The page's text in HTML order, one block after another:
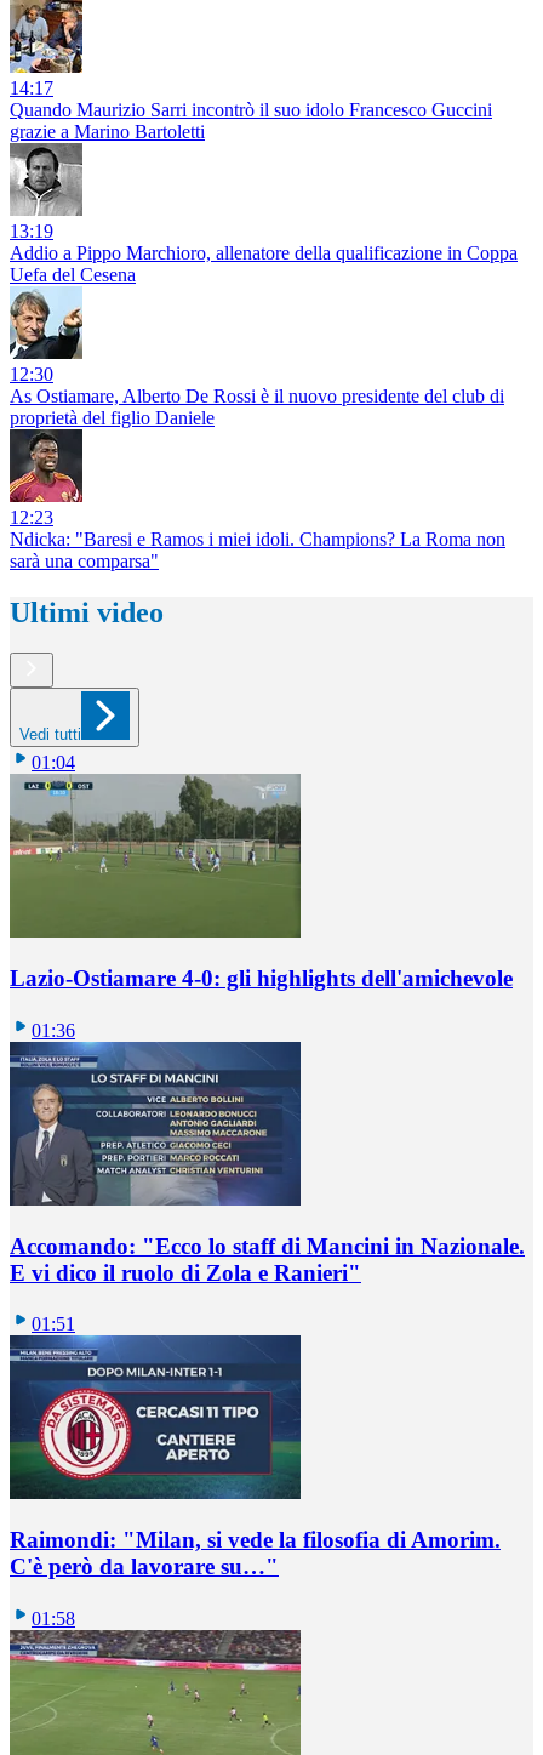
14:17
Quando Maurizio Sarri incontrò il suo idolo Francesco Guccini
grazie a Marino Bartoletti
13:19
Addio a Pippo Marchioro, allenatore della qualificazione in Coppa
Uefa del Cesena
12:30
As Ostiamare, Alberto De Rossi è il nuovo presidente del club di
proprietà del figlio Daniele
12:23
Ndicka: "Baresi e Ramos i miei idoli. Champions? La Roma non
sarà una comparsa"
Ultimi video
Vedi tutti
01:04
Lazio-Ostiamare 4-0: gli highlights dell'amichevole
01:36
Accomando: "Ecco lo staff di Mancini in Nazionale.
E vi dico il ruolo di Zola e Ranieri"
01:51
Raimondi: "Milan, si vede la filosofia di Amorim.
C'è però da lavorare su…"
01:58